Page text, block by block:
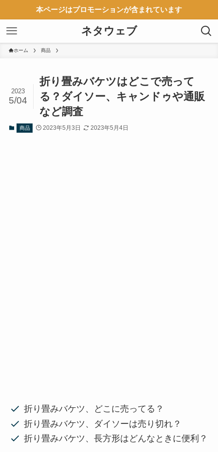
本ページはプロモーションが含まれています
ネタウェブ
ホーム 商品
折り畳みバケツはどこで売って
る？ダイソー、キャンドゥや通販
など調査
2023
5/04
商品 2023年5月3日 2023年5月4日
折り畳みバケツ、どこに売ってる？
折り畳みバケツ、ダイソーは売り切れ？
折り畳みバケツ、長方形はどんなときに便利？